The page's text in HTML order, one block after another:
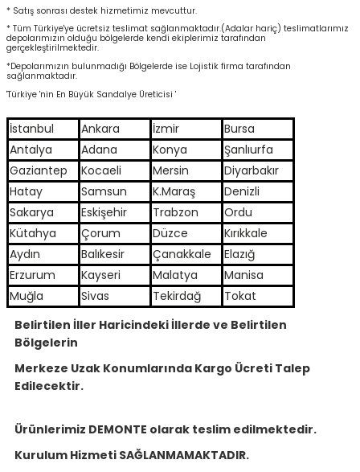
* Satış sonrası destek hizmetimiz mevcuttur.
* Tüm Türkiye'ye ücretsiz teslimat sağlanmaktadır.(Adalar hariç) teslimatlarımız
depolarımızın olduğu bölgelerde kendi ekiplerimiz tarafından
gerçekleştirilmektedir.
*Depolarımızın bulunmadığı Bölgelerde ise Lojistik firma tarafından
sağlanmaktadır.
'Türkiye 'nin En Büyük Sandalye Üreticisi '
İstanbul Ankara İzmir
Bursa
Antalya
Adana Konya
Şanlıurfa
Gaziantep
Kocaeli Mersin
Diyarbakır
Hatay
Samsun K.Maraş
Denizli
Sakarya
Eskişehir Trabzon
Ordu
Kütahya
Çorum Düzce
Kırıkkale
Aydın
Balıkesir Çanakkale
Elazığ
Erzurum
Kayseri Malatya
Manisa
Muğla
Sivas Tekirdağ
Tokat
Belirtilen İller Haricindeki İllerde ve Belirtilen
Bölgelerin
Merkeze Uzak Konumlarında Kargo Ücreti Talep
Edilecektir.
Ürünlerimiz DEMONTE olarak teslim edilmektedir.
Kurulum Hizmeti SAĞLANMAMAKTADIR.